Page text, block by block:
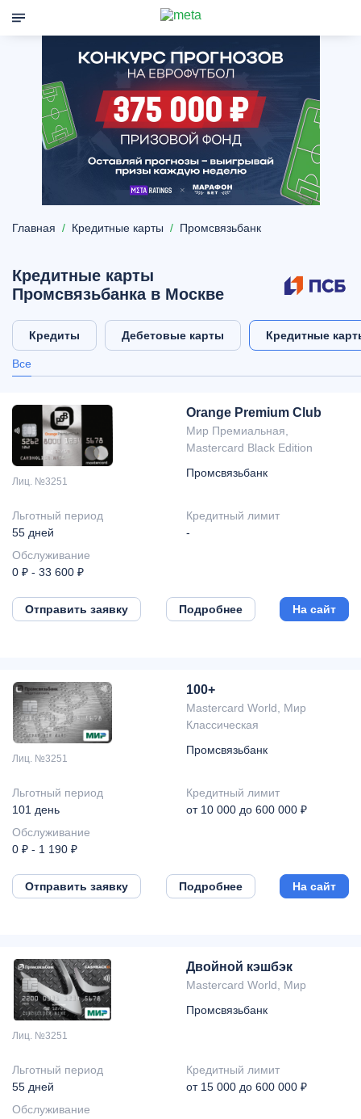
Главная Кредитные карты Промсвязьбанк
Кредитные карты
Промсвязьбанка в Москве
Кредиты Дебетовые карты Кредитные
Все
Лиц. №3251
Orange Premium Club
Мир Премиальная,
Mastercard Black Edition
Промсвязьбанк
Льготный период
55 дней
Кредитный лимит
-
Обслуживание
0 ₽ - 33 600 ₽
Отправить заявку Подробнее На сайт
Лиц. №3251
100+
Mastercard World, Мир
Классическая
Промсвязьбанк
Льготный период
101 день
Кредитный лимит
от 10 000 до 600 000 ₽
Обслуживание
0 ₽ - 1 190 ₽
Отправить заявку Подробнее На сайт
Лиц. №3251
Двойной кэшбэк
Mastercard World, Мир
Промсвязьбанк
Льготный период
55 дней
Кредитный лимит
от 15 000 до 600 000 ₽
Обслуживание